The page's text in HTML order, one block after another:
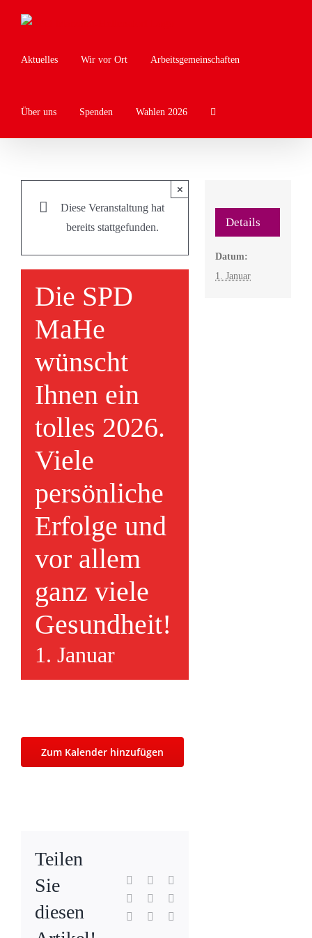
Inhalt
Aktuelles Wir vor Ort Arbeitsgemeinschaften
Über uns Spenden Wahlen 2026
Diese Veranstaltung hat
bereits stattgefunden.
×
Die SPD
MaHe
wünscht
Ihnen ein
tolles 2026.
Viele
persönliche
Erfolge und
vor allem
ganz viele
Gesundheit!
1. Januar
Zum Kalender hinzufügen
Teilen
Sie
diesen
Facebook
LinkedInWhatsApp
Pinterest
Details
Datum:
1. Januar